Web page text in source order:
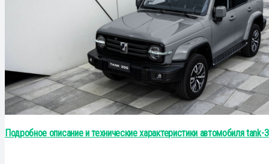
Подробное описание и технические характеристики автомобиля